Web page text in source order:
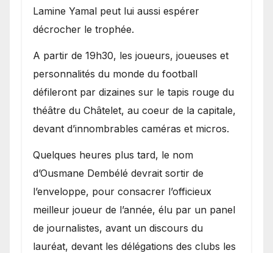
Lamine Yamal peut lui aussi espérer
décrocher le trophée.
A partir de 19h30, les joueurs, joueuses et
personnalités du monde du football
défileront par dizaines sur le tapis rouge du
théâtre du Châtelet, au coeur de la capitale,
devant d’innombrables caméras et micros.
Quelques heures plus tard, le nom
d’Ousmane Dembélé devrait sortir de
l’enveloppe, pour consacrer l’officieux
meilleur joueur de l’année, élu par un panel
de journalistes, avant un discours du
lauréat, devant les délégations des clubs les